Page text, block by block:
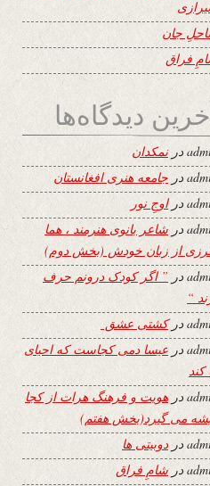
جان
فراق
دیدگاه‌ها
درنمکدان
در جامعه هنری افغانستان
دراوجِ نور
در شاعر بانوی هنرمند ، هما
از زبان خودش (بخش دوم)
در ” اگر کودک درونم حرف
“
درکشتی عشق
در عیسا دمی کجاست که احیای
کند
در هویت و فرهنگ هرات از کجا
می گیرد(بخش هفتم)
دردوبیتی ها
در شامِ فراق